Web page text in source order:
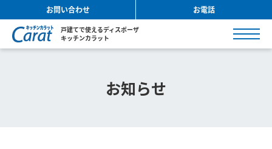
お問い合わせ お電話
戸建てで使えるディスポーザ
キッチンカラット
お知らせ